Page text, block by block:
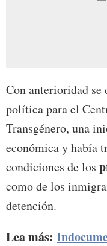
Con anterioridad se
política para el
Transgénero, una
económica y había
condiciones de los
como de los
detención.
Lea más: